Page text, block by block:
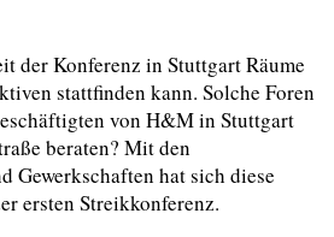
der Konferenz in Stuttgart Räume
stattfinden kann. Solche Foren
von H&M in Stuttgart
beraten? Mit den
Gewerkschaften hat sich diese
ersten Streikkonferenz.